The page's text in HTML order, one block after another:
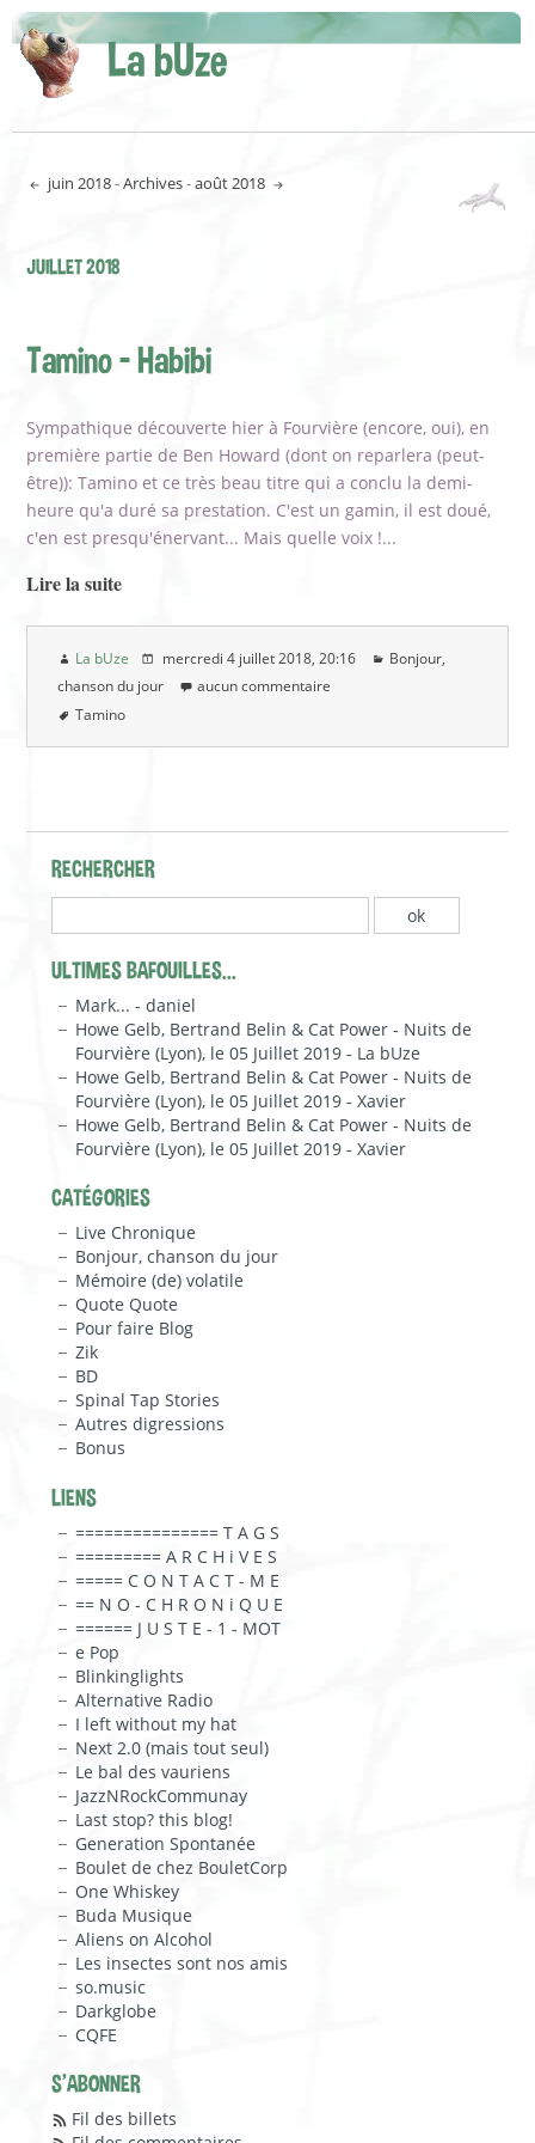
La bUze
juin 2018-Archives-août 2018
JUILLET 2018
Tamino - Habibi
Sympathique découverte hier à Fourvière (encore, oui), en
première partie de Ben Howard (dont on reparlera (peut-
être)): Tamino et ce très beau titre qui a conclu la demi-
heure qu'a duré sa prestation. C'est un gamin, il est doué,
c'en est presqu'énervant... Mais quelle voix !...
Lire la suite
La bUze mercredi 4 juillet 2018 , 20:16
Bonjour,
chanson du jour
aucun commentaire
Tamino
RECHERCHER
ULTIMES BAFOUILLES...
Mark... - daniel
Howe Gelb, Bertrand Belin & Cat Power - Nuits de
Fourvière (Lyon), le 05 Juillet 2019 - La bUze
Howe Gelb, Bertrand Belin & Cat Power - Nuits de
Fourvière (Lyon), le 05 Juillet 2019 - Xavier
Howe Gelb, Bertrand Belin & Cat Power - Nuits de
Fourvière (Lyon), le 05 Juillet 2019 - Xavier
CATÉGORIES
Live Chronique
Bonjour, chanson du jour
Mémoire (de) volatile
Quote Quote
Pour faire Blog
Zik
BD
Spinal Tap Stories
Autres digressions
Bonus
LIENS
=============== T A G S
========= A R C H i V E S
===== C O N T A C T - M E
== N O - C H R O N i Q U E
====== J U S T E - 1 - MOT
e Pop
Blinkinglights
Alternative Radio
I left without my hat
Next 2.0 (mais tout seul)
Le bal des vauriens
JazzNRockCommunay
Last stop? this blog!
Generation Spontanée
Boulet de chez BouletCorp
One Whiskey
Buda Musique
Aliens on Alcohol
Les insectes sont nos amis
so.music
Darkglobe
CQFE
S'ABONNER
Fil des billets